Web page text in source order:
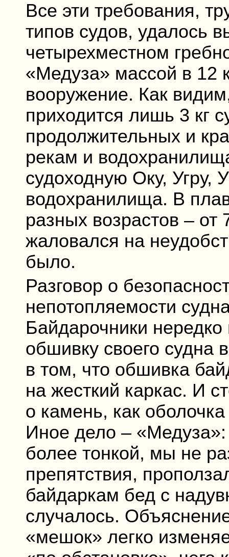
Все эти требования,
типов судов, удалось
четырехместном
«Медуза» массой в 12
вооружение. Как
приходится лишь 3 кг
продолжительных и
рекам и
судоходную Оку, Угру,
водохранилища. В
разных возрастов – от
жаловался на
было.
Разговор о
непотопляемости
Байдарочники
обшивку своего судна
в том, что обшивка
на жесткий каркас. И
о камень, как
Иное дело –
более тонкой, мы не
препятствия,
байдаркам бед с
случалось.
«мешок» легко